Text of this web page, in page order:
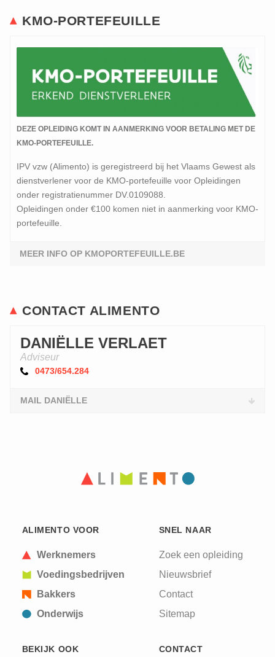
KMO-PORTEFEUILLE
DEZE OPLEIDING KOMT IN AANMERKING VOOR BETALING MET DE
KMO-PORTEFEUILLE.
IPV vzw (Alimento) is geregistreerd bij het Vlaams Gewest als
dienstverlener voor de KMO-portefeuille voor Opleidingen
onder registratienummer DV.0109088.
Opleidingen onder €100 komen niet in aanmerking voor KMO-
portefeuille.
MEER INFO OP KMOPORTEFEUILLE.BE
CONTACT ALIMENTO
DANIËLLE VERLAET
Adviseur
0473/654.284
MAIL DANIËLLE
ALIMENTO VOOR
Werknemers
Voedingsbedrijven
Bakkers
Onderwijs
SNEL NAAR
Zoek een opleiding
Nieuwsbrief
Contact
Sitemap
BEKIJK OOK CONTACT